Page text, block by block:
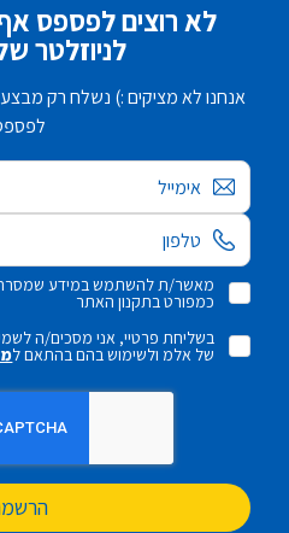
לא רוצים לפספס
לניוזלטר
אנחנו לא מציקים :) נשלח רק
לפספס
אימייל
מאשר/ת להשתמש במידע שמסרתי
כמפורט בתקנון האתר
בשליחת פרטיי, אני מסכים/ה
של אלמ ולשימוש בהם בהתאם ל
הרשמה